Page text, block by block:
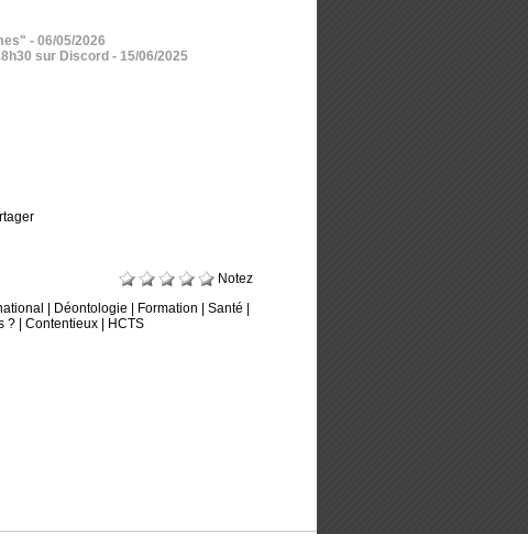
- 06/05/2026
sur Discord - 15/06/2025
Notez
| Déontologie | Formation |Santé |
? |Contentieux | HCTS